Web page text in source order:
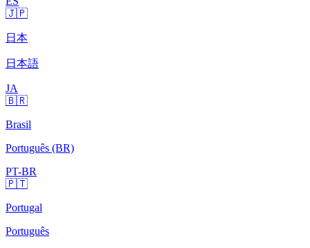
🇯🇵
日本
日本語
JA
🇧🇷
Brasil
Português (BR)
PT-BR
🇵🇹
Portugal
Português